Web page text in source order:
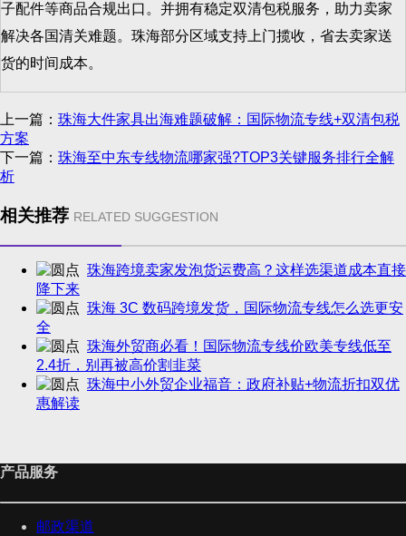
子配件等商品合规出口。并拥有稳定双清包税服务，助力卖家
解决各国清关难题。珠海部分区域支持上门揽收，省去卖家送
货的时间成本。
上一篇： 珠海大件家具出海难题破解：国际物流专线+双清包税
方案
下一篇： 珠海至中东专线物流哪家强?TOP3关键服务排行全解
析
相关推荐 RELATED SUGGESTION
珠海跨境卖家发泡货运费高？这样选渠道成本直接
降下来
珠海 3C 数码跨境发货，国际物流专线怎么选更安
全
珠海外贸商必看！国际物流专线价欧美专线低至
2.4折，别再被高价割韭菜
珠海中小外贸企业福音：政府补贴+物流折扣双优
惠解读
产品服务
邮政渠道